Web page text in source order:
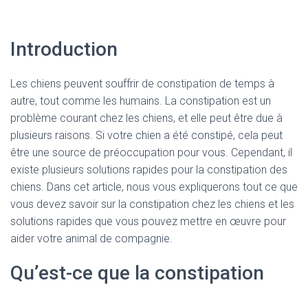
Introduction
Les chiens peuvent souffrir de constipation de temps à
autre, tout comme les humains. La constipation est un
problème courant chez les chiens, et elle peut être due à
plusieurs raisons. Si votre chien a été constipé, cela peut
être une source de préoccupation pour vous. Cependant, il
existe plusieurs solutions rapides pour la constipation des
chiens. Dans cet article, nous vous expliquerons tout ce que
vous devez savoir sur la constipation chez les chiens et les
solutions rapides que vous pouvez mettre en œuvre pour
aider votre animal de compagnie.
Qu’est-ce que la constipation